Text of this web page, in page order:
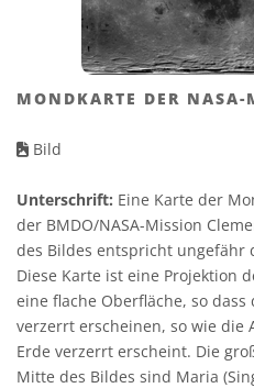
MONDKARTE DER
Bild
Unterschrift: Eine Karte der
der BMDO/NASA-Mission
des Bildes entspricht ungefähr
Diese Karte ist eine Projektion
eine flache Oberfläche, so dass
verzerrt erscheinen, so wie die
Erde verzerrt erscheint. Die
Mitte des Bildes sind Maria